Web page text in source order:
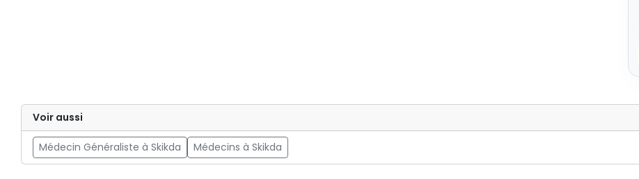
Voir aussi
Médecin Généraliste à Skikda Médecins à Skikda